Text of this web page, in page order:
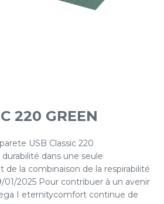
220 GREEN
USB Classic 220
dans une seule
de la combinaison de la respirabilité
01/2025 Pour contribuer à un avenir
I eternitycomfort continue de